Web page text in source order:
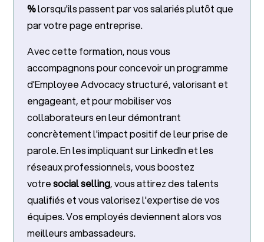
%lorsqu'ils passent par vos salariés plutôt que
par votre page entreprise.
Avec cette formation, nous vous
accompagnons pour concevoir un programme
d'Employee Advocacy structuré, valorisant et
engageant, et pour mobiliser vos
collaborateurs en leur démontrant
concrètement l'impact positif de leur prise de
parole. En les impliquant sur LinkedIn et les
réseaux professionnels, vous boostez
votresocial selling, vous attirez des talents
qualifiés et vous valorisez l'expertise de vos
équipes. Vos employés deviennent alors vos
meilleurs ambassadeurs.